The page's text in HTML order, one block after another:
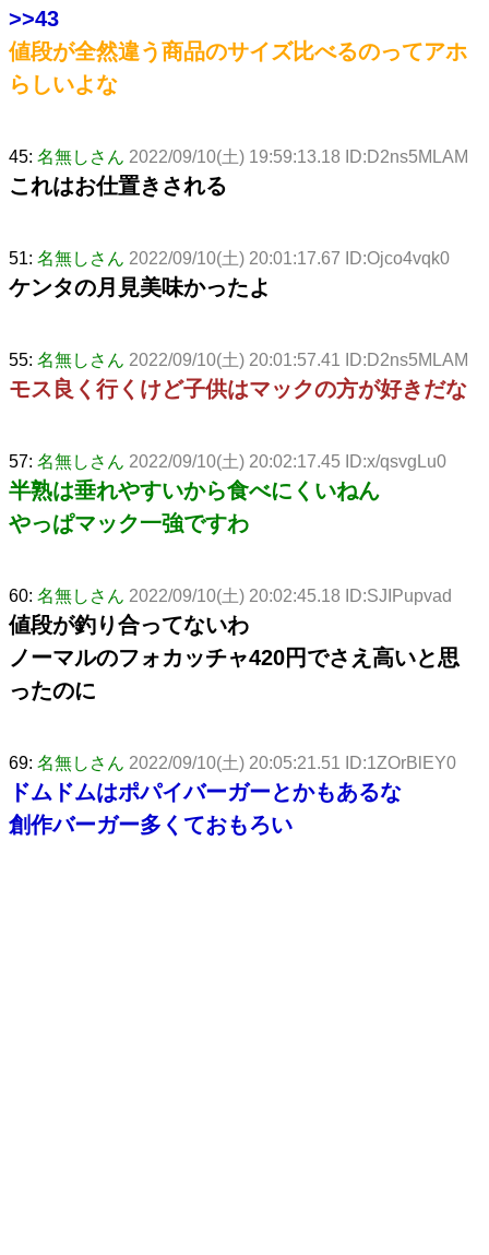
>>43
値段が全然違う商品のサイズ比べるのってアホ
らしいよな
45: 名無しさん 2022/09/10(土) 19:59:13.18 ID:D2ns5MLAM
これはお仕置きされる
51: 名無しさん 2022/09/10(土) 20:01:17.67 ID:Ojco4vqk0
ケンタの月見美味かったよ
55: 名無しさん 2022/09/10(土) 20:01:57.41 ID:D2ns5MLAM
モス良く行くけど子供はマックの方が好きだな
57: 名無しさん 2022/09/10(土) 20:02:17.45 ID:x/qsvgLu0
半熟は垂れやすいから食べにくいねん
やっぱマック一強ですわ
60: 名無しさん 2022/09/10(土) 20:02:45.18 ID:SJIPupvad
値段が釣り合ってないわ
ノーマルのフォカッチャ420円でさえ高いと思
ったのに
69: 名無しさん 2022/09/10(土) 20:05:21.51 ID:1ZOrBlEY0
ドムドムはポパイバーガーとかもあるな
創作バーガー多くておもろい